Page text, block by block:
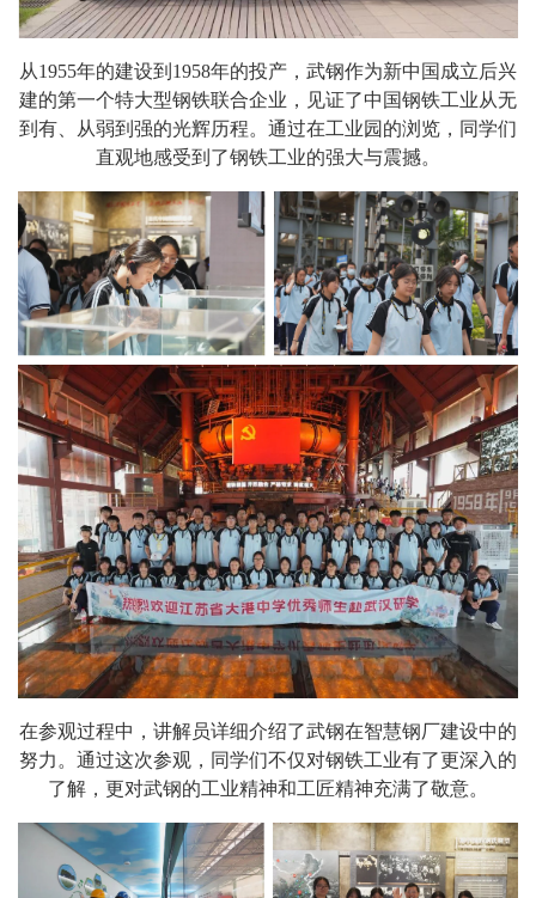
从1955年的建设到1958年的投产，武钢作为新中国成立后兴
建的第一个特大型钢铁联合企业，见证了中国钢铁工业从无
到有、从弱到强的光辉历程。通过在工业园的浏览，同学们
直观地感受到了钢铁工业的强大与震撼。
在参观过程中，讲解员详细介绍了武钢在智慧钢厂建设中的
努力。通过这次参观，同学们不仅对钢铁工业有了更深入的
了解，更对武钢的工业精神和工匠精神充满了敬意。